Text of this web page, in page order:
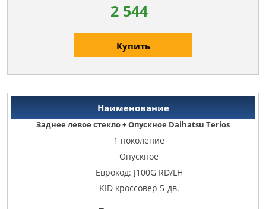
2 544
Купить
Заднее левое стекло + Опускное Daihatsu Terios
1 поколение
Опускное
Еврокод: J100G RD/LH
KID кроссовер 5-дв.